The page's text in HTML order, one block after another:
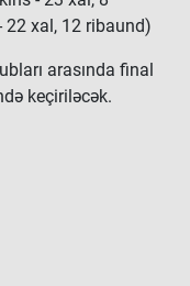
22 xal, 12 ribaund)
arasında final
keçiriləcək.